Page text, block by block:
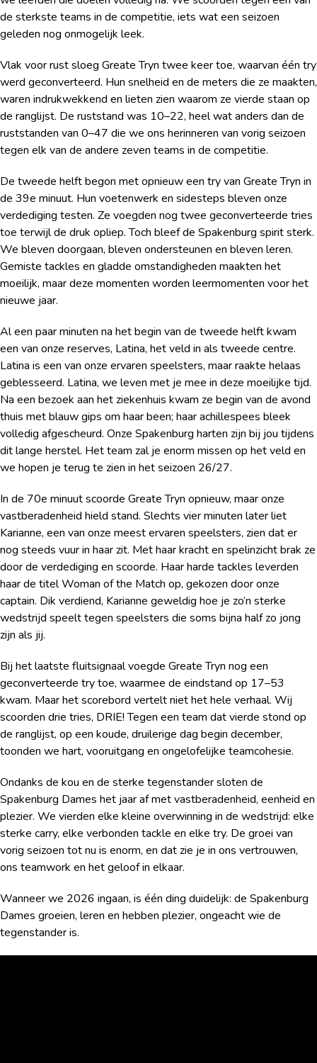
de sterkste teams in de competitie, iets wat een seizoen
geleden nog onmogelijk leek.
Vlak voor rust sloeg Greate Tryn twee keer toe, waarvan één try
werd geconverteerd. Hun snelheid en de meters die ze maakten,
waren indrukwekkend en lieten zien waarom ze vierde staan op
de ranglijst. De ruststand was 10–22, heel wat anders dan de
ruststanden van 0–47 die we ons herinneren van vorig seizoen
tegen elk van de andere zeven teams in de competitie.
De tweede helft begon met opnieuw een try van Greate Tryn in
de 39e minuut. Hun voetenwerk en sidesteps bleven onze
verdediging testen. Ze voegden nog twee geconverteerde tries
toe terwijl de druk opliep. Toch bleef de Spakenburg spirit sterk.
We bleven doorgaan, bleven ondersteunen en bleven leren.
Gemiste tackles en gladde omstandigheden maakten het
moeilijk, maar deze momenten worden leermomenten voor het
nieuwe jaar.
Al een paar minuten na het begin van de tweede helft kwam
een van onze reserves, Latina, het veld in als tweede centre.
Latina is een van onze ervaren speelsters, maar raakte helaas
geblesseerd. Latina, we leven met je mee in deze moeilijke tijd.
Na een bezoek aan het ziekenhuis kwam ze begin van de avond
thuis met blauw gips om haar been; haar achillespees bleek
volledig afgescheurd. Onze Spakenburg harten zijn bij jou tijdens
dit lange herstel. Het team zal je enorm missen op het veld en
we hopen je terug te zien in het seizoen 26/27.
In de 70e minuut scoorde Greate Tryn opnieuw, maar onze
vastberadenheid hield stand. Slechts vier minuten later liet
Karianne, een van onze meest ervaren speelsters, zien dat er
nog steeds vuur in haar zit. Met haar kracht en spelinzicht brak ze
door de verdediging en scoorde. Haar harde tackles leverden
haar de titel Woman of the Match op, gekozen door onze
captain. Dik verdiend, Karianne geweldig hoe je zo’n sterke
wedstrijd speelt tegen speelsters die soms bijna half zo jong
zijn als jij.
Bij het laatste fluitsignaal voegde Greate Tryn nog een
geconverteerde try toe, waarmee de eindstand op 17–53
kwam. Maar het scorebord vertelt niet het hele verhaal. Wij
scoorden drie tries, DRIE! Tegen een team dat vierde stond op
de ranglijst, op een koude, druilerige dag begin december,
toonden we hart, vooruitgang en ongelofelijke teamcohesie.
Ondanks de kou en de sterke tegenstander sloten de
Spakenburg Dames het jaar af met vastberadenheid, eenheid en
plezier. We vierden elke kleine overwinning in de wedstrijd: elke
sterke carry, elke verbonden tackle en elke try. De groei van
vorig seizoen tot nu is enorm, en dat zie je in ons vertrouwen,
ons teamwork en het geloof in elkaar.
Wanneer we 2026 ingaan, is één ding duidelijk: de Spakenburg
Dames groeien, leren en hebben plezier, ongeacht wie de
tegenstander is.